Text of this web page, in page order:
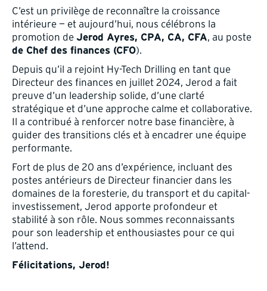
C’est un privilège de reconnaître la croissance
intérieure — et aujourd’hui, nous célébrons la
promotion de Jerod Ayres, CPA, CA, CFA, au poste
de Chef des finances (CFO).
Depuis qu’il a rejoint Hy-Tech Drilling en tant que
Directeur des finances en juillet 2024, Jerod a fait
preuve d’un leadership solide, d’une clarté
stratégique et d’une approche calme et collaborative.
Il a contribué à renforcer notre base financière, à
guider des transitions clés et à encadrer une équipe
performante.
Fort de plus de 20 ans d’expérience, incluant des
postes antérieurs de Directeur financier dans les
domaines de la foresterie, du transport et du capital-
investissement, Jerod apporte profondeur et
stabilité à son rôle. Nous sommes reconnaissants
pour son leadership et enthousiastes pour ce qui
l’attend.
Félicitations, Jerod!